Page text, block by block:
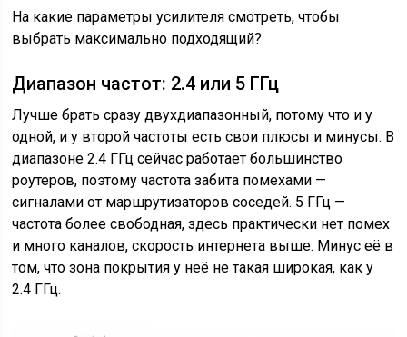
На какие параметры усилителя смотреть, чтобы
выбрать максимально подходящий?
Диапазон частот: 2.4 или 5 ГГц
Лучше брать сразу двухдиапазонный, потому что и у
одной, и у второй частоты есть свои плюсы и минусы. В
диапазоне 2.4 ГГц сейчас работает большинство
роутеров, поэтому частота забита помехами —
сигналами от маршрутизаторов соседей. 5 ГГц —
частота более свободная, здесь практически нет помех
и много каналов, скорость интернета выше. Минус её в
том, что зона покрытия у неё не такая широкая, как у
2.4 ГГц.